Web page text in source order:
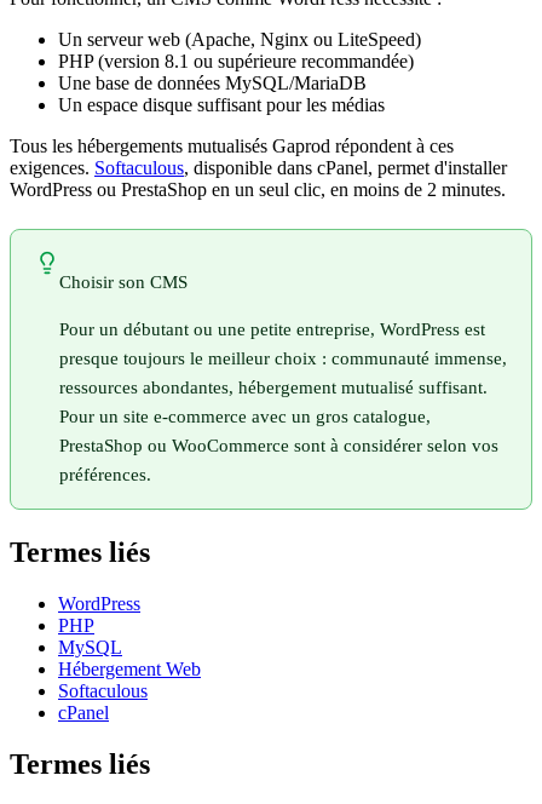
Un serveur web (Apache, Nginx ou LiteSpeed)
PHP (version 8.1 ou supérieure recommandée)
Une base de données MySQL/MariaDB
Un espace disque suffisant pour les médias
Tous les hébergements mutualisés Gaprod répondent à ces
exigences. Softaculous, disponible dans cPanel, permet d'installer
WordPress ou PrestaShop en un seul clic, en moins de 2 minutes.
Choisir son CMS
Pour un débutant ou une petite entreprise, WordPress est
presque toujours le meilleur choix : communauté immense,
ressources abondantes, hébergement mutualisé suffisant.
Pour un site e-commerce avec un gros catalogue,
PrestaShop ou WooCommerce sont à considérer selon vos
préférences.
Termes liés
WordPress
PHP
MySQL
Hébergement Web
Softaculous
cPanel
Termes liés